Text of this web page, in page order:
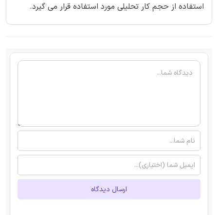
استفاده از حجم کار تحلیلی مورد استفاده قرار می گیرد.
ارسال دیدگاه